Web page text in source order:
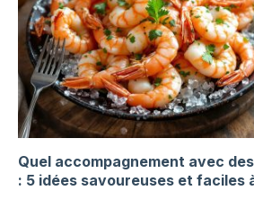
Quel accompagnement avec
: 5 idées savoureuses et faciles